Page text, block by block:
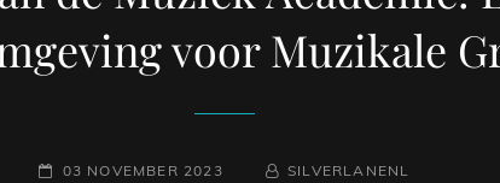
voor Muzikale
GEPLAATST
03 NOVEMBER 2023 NAAMREGEL
BYLINE
SILVERLANENL